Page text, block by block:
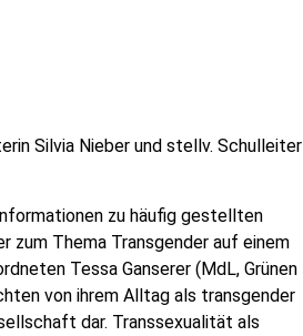
Silvia Nieber und stellv. Schulleiter
zu häufig gestellten
zum Thema Transgender auf einem
Tessa Ganserer (MdL, Grünen
von ihrem Alltag als transgender
dar. Transsexualität als